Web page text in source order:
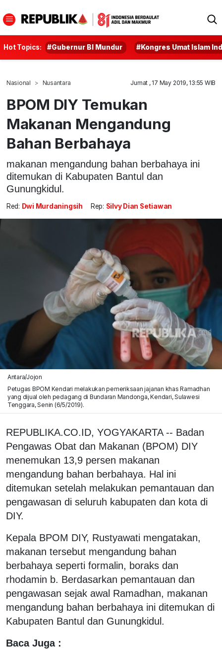
Hot Topics: #Gubernur BI Mundur #Kongres Umat Islam
Nasional Nusantara Jumat , 17 May 2019, 13:55 WIB
BPOM DIY Temukan
Makanan Mengandung
Bahan Berbahaya
makanan mengandung bahan berbahaya ini
ditemukan di Kabupaten Bantul dan
Gunungkidul.
Red: Dwi Murdaningsih Rep: Silvy Dian Setiawan
Antara/Jojon
Petugas BPOM Kendari melakukan pemeriksaan jajanan khas Ramadhan
yang dijual oleh pedagang di Bundaran Mandonga, Kendari, Sulawesi
Tenggara, Senin (6/5/2019).
REPUBLIKA.CO.ID, YOGYAKARTA -- Badan
Pengawas Obat dan Makanan (BPOM) DIY
menemukan 13,9 persen makanan
mengandung bahan berbahaya. Hal ini
ditemukan setelah melakukan pemantauan dan
pengawasan di seluruh kabupaten dan kota di
DIY.
Kepala BPOM DIY, Rustyawati mengatakan,
makanan tersebut mengandung bahan
berbahaya seperti formalin, boraks dan
rhodamin b. Berdasarkan pemantauan dan
pengawasan sejak awal Ramadhan, makanan
mengandung bahan berbahaya ini ditemukan di
Kabupaten Bantul dan Gunungkidul.
Baca Juga :